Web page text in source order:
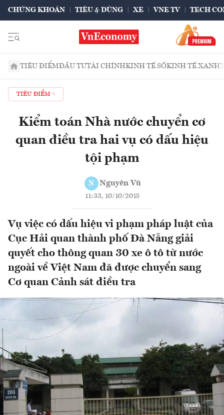
CHỨNG KHOÁN TIÊU & DÙNG XE VNE TV TECH
TIÊU ĐIỂMĐẦU TƯTÀI CHÍNHKINH TẾ SỐKINH TẾ XANH
TIÊU ĐIỂM
Kiểm toán Nhà nước chuyển cơ
quan điều tra hai vụ có dấu hiệu
tội phạm
N Nguyên Vũ
11:33, 10/10/2018
Vụ việc có dấu hiệu vi phạm pháp luật của
Cục Hải quan thành phố Đà Nẵng giải
quyết cho thông quan 30 xe ô tô từ nước
ngoài về Việt Nam đã được chuyển sang
Cơ quan Cảnh sát điều tra